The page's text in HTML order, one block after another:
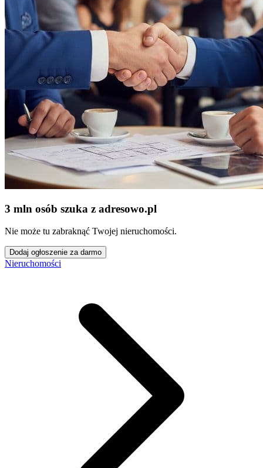
3 mln osób szuka z adresowo.pl
Nie może tu zabraknąć Twojej nieruchomości.
Dodaj ogłoszenie za darmo
Nieruchomości